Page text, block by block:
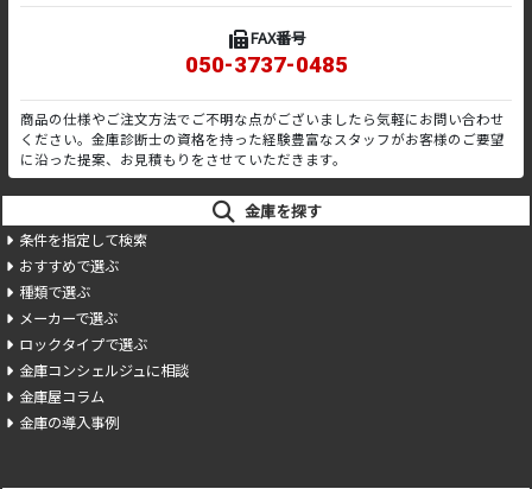
FAX番号
050-3737-0485
商品の仕様やご注文方法でご不明な点がございましたら気軽にお問い合わせ
ください。金庫診断士の資格を持った経験豊富なスタッフがお客様のご要望
に沿った提案、お見積もりをさせていただきます。
金庫を探す
条件を指定して検索
おすすめで選ぶ
種類で選ぶ
メーカーで選ぶ
ロックタイプで選ぶ
金庫コンシェルジュに相談
金庫屋コラム
金庫の導入事例